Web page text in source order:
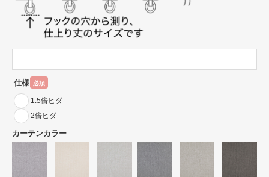
仕様 必須
1.5倍ヒダ
2倍ヒダ
カーテンカラー